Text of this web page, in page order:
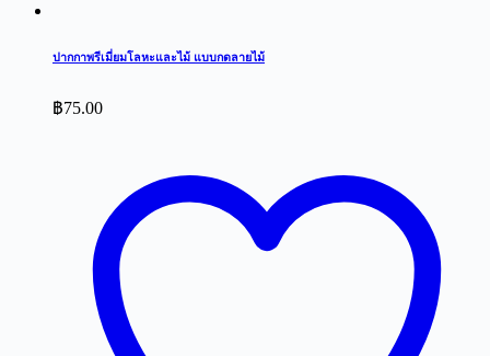
ปากกาพรีเมี่ยมโลหะและไม้ แบบกดลายไม้
฿75.00